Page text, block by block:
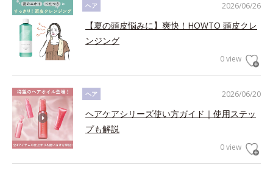
2026/06/26
ヘア
【夏の頭皮悩みに】爽快！HOWTO 頭皮クレ
ンジング
0 view
2026/06/20
ヘア
ヘアケアシリーズ使い方ガイド｜使用ステッ
プも解説
0 view